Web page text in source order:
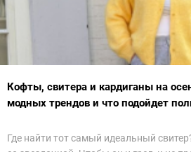
Кофты, свитера и кардиганы на
модных трендов и что подойдет
Где найти тот самый идеальный